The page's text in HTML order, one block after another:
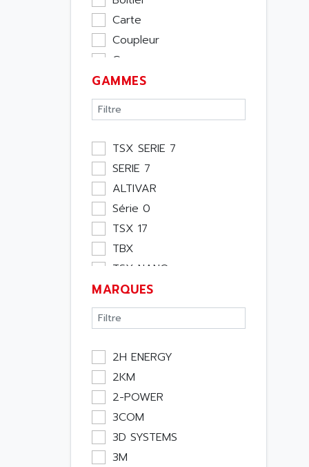
Carte
Coupleur
Cpu
Ecran
Entrée / Sortie
Memoire
Module Métier
Moteur
Pupitre Opérateur
Rack
Etude
Software
Variateur
Actif
Consommable
Energie
Optoélectronique
Passif
Bureau
Emballage
Informatique
GAMMES
TSX SERIE 7
SERIE 7
ALTIVAR
Série 0
TSX 17
TBX
TSX NANO
TSX PREMIUM
ASI
APRIL 5000
XUD
TSX MICRO
MAGELIS
TCCX
CCX17
TELEFAST
MARQUES
2H ENERGY
2KM
2-POWER
3COM
3D SYSTEMS
3M